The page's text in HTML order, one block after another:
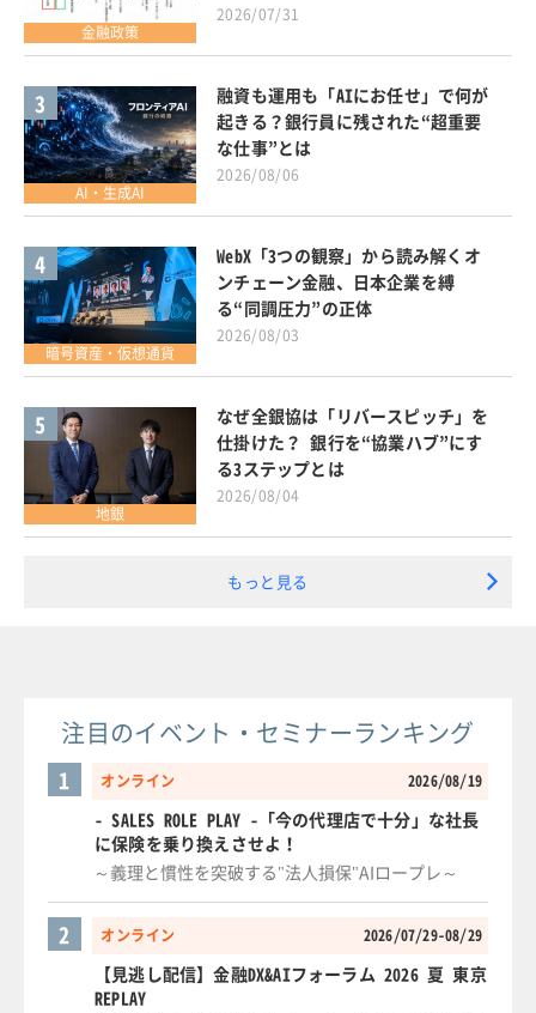
金融政策
2026/07/31
3
AI・生成AI
融資も運用も「AIにお任せ」で何が
起きる？銀行員に残された“超重要
な仕事”とは
2026/08/06
4
暗号資産・仮想通貨
WebX「3つの観察」から読み解くオ
ンチェーン金融、日本企業を縛
る“同調圧力”の正体
2026/08/03
5
地銀
なぜ全銀協は「リバースピッチ」を
仕掛けた？ 銀行を“協業ハブ”にす
る3ステップとは
2026/08/04
もっと見る
注目のイベント・セミナーランキング
オンライン 2026/08/19
1
- SALES ROLE PLAY -「今の代理店で十分」な社長
に保険を乗り換えさせよ！
～義理と慣性を突破する"法人損保"AIロープレ～
オンライン 2026/07/29-08/29
2
【見逃し配信】金融DX&AIフォーラム 2026 夏 東京
REPLAY